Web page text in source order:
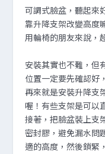
可調式臉盆，聽起來
靠升降支架改變高度
用輪椅的朋友來說，
安裝其實也不難，但
位置一定要先確認好
再來就是安裝升降支
喔！有些支架是可以
接著，把臉盆裝上支
密封膠，避免漏水問
適的高度，然後鎖緊